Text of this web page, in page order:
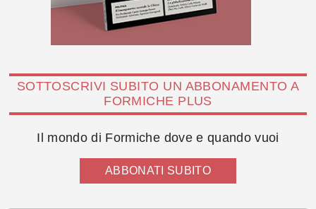
SOTTOSCRIVI SUBITO UN ABBONAMENTO A
FORMICHE PLUS
Il mondo di Formiche dove e quando vuoi
ABBONATI SUBITO